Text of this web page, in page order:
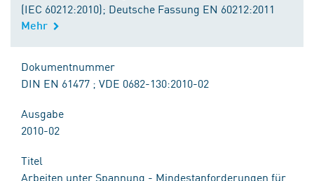
(IEC 60212:2010); Deutsche Fassung EN 60212:2011
Mehr
Dokumentnummer
DIN EN 61477 ; VDE 0682-130:2010-02
Ausgabe
2010-02
Titel
Arbeiten unter Spannung - Mindestanforderungen für